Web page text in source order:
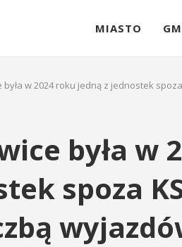
MIASTO
była w 2024 roku jedną z jednostek
była w
spoza